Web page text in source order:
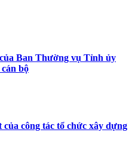
Ban Thường vụ Tỉnh ủy
bộ
công tác tổ chức xây dựng